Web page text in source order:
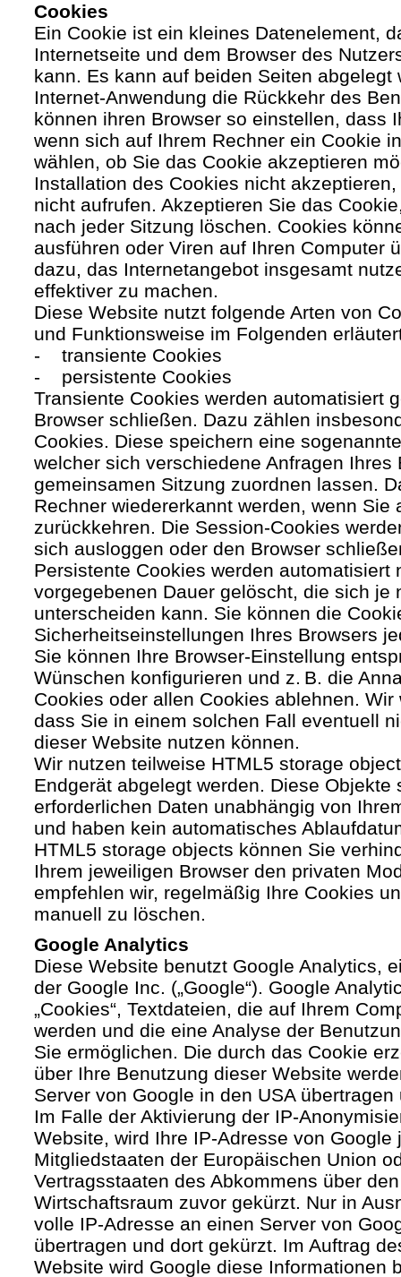
Cookies
Ein Cookie ist ein kleines Datenelement,
Internetseite und dem Browser des
kann. Es kann auf beiden Seiten abgelegt
Internet-Anwendung die Rückkehr des
können ihren Browser so einstellen, dass
wenn sich auf Ihrem Rechner ein Cookie
wählen, ob Sie das Cookie akzeptieren
Installation des Cookies nicht
nicht aufrufen. Akzeptieren Sie das
nach jeder Sitzung löschen. Cookies
ausführen oder Viren auf Ihren Computer
dazu, das Internetangebot insgesamt
effektiver zu machen.
Diese Website nutzt folgende Arten von
und Funktionsweise im Folgenden
- transiente Cookies
- persistente Cookies
Transiente Cookies werden automatisiert
Browser schließen. Dazu zählen
Cookies. Diese speichern eine
welcher sich verschiedene Anfragen Ihres
gemeinsamen Sitzung zuordnen lassen.
Rechner wiedererkannt werden, wenn Sie
zurückkehren. Die Session-Cookies
sich ausloggen oder den Browser
Persistente Cookies werden automatisiert
vorgegebenen Dauer gelöscht, die sich je
unterscheiden kann. Sie können die
Sicherheitseinstellungen Ihres Browsers
Sie können Ihre Browser-Einstellung
Wünschen konfigurieren und z. B. die
Cookies oder allen Cookies ablehnen.
dass Sie in einem solchen Fall eventuell
dieser Website nutzen können.
Wir nutzen teilweise HTML5 storage
Endgerät abgelegt werden. Diese Objekte
erforderlichen Daten unabhängig von
und haben kein automatisches
HTML5 storage objects können Sie
Ihrem jeweiligen Browser den privaten
empfehlen wir, regelmäßig Ihre Cookies
manuell zu löschen.
Google Analytics
Diese Website benutzt Google Analytics,
der Google Inc. („Google“). Google
„Cookies“, Textdateien, die auf Ihrem
werden und die eine Analyse der
Sie ermöglichen. Die durch das Cookie
über Ihre Benutzung dieser Website
Server von Google in den USA
Im Falle der Aktivierung der IP-
Website, wird Ihre IP-Adresse von Google
Mitgliedstaaten der Europäischen Union
Vertragsstaaten des Abkommens über
Wirtschaftsraum zuvor gekürzt. Nur in
volle IP-Adresse an einen Server von
übertragen und dort gekürzt. Im Auftrag
Website wird Google diese Informationen